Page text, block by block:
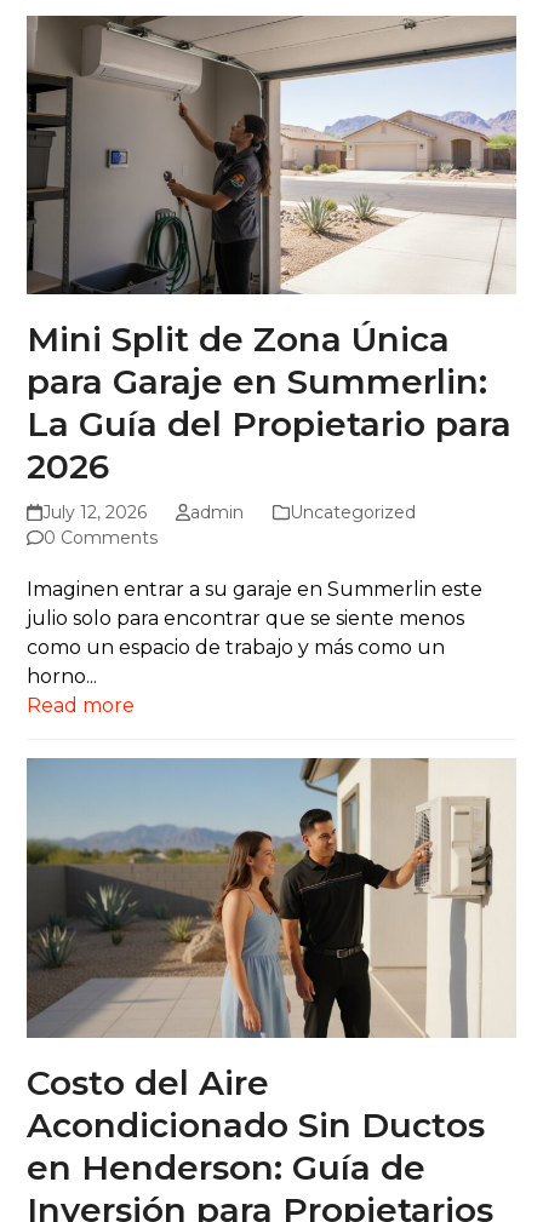
Mini Split de Zona Única
para Garaje en Summerlin:
La Guía del Propietario para
2026
July 12, 2026 admin
Uncategorized
0 Comments
Imaginen entrar a su garaje en Summerlin este
julio solo para encontrar que se siente menos
como un espacio de trabajo y más como un
horno...
Read more
Costo del Aire
Acondicionado Sin Ductos
en Henderson: Guía de
Inversión para Propietarios